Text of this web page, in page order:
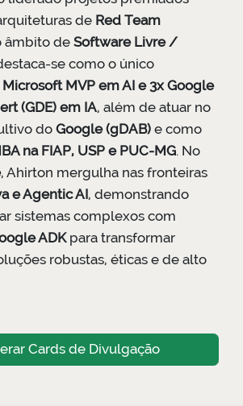
de Red Team
âmbito de Software Livre /
se como o único
Microsoft MVP em AI e 3x Google
(GDE) em IA, além de atuar no
do Google (gDAB)e como
na FIAP, USP e PUC-MG. No
, Ahirton mergulha nas fronteiras
e Agentic AI, demonstrando
sistemas complexos com
ADKpara transformar
robustas, éticas e de alto
Cards de Divulgação